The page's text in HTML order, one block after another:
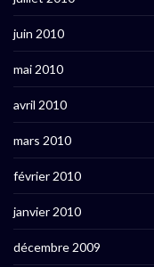
juin 2010
mai 2010
avril 2010
mars 2010
février 2010
janvier 2010
décembre 2009